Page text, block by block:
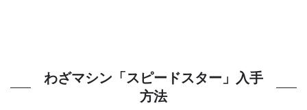
わざマシン「スピードスター」入手
方法